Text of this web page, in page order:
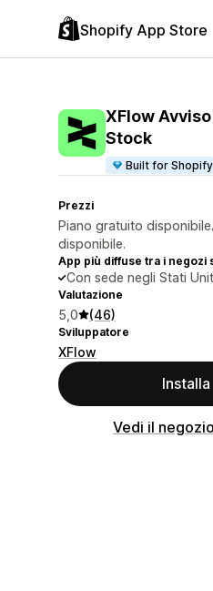
Shopify App Store
XFlow
Stock
Built for Shopify
Prezzi
Piano gratuito
disponibile.
App più diffuse tra i negozi
Con sede negli Stati
Valutazione
5,0 (46)
Sviluppatore
XFlow
Installa
Vedi il